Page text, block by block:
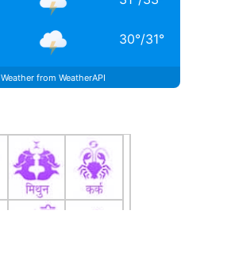
30°/31°
Weather from WeatherAPI